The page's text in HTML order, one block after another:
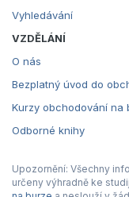
Vyhledávání
VZDĚLÁNÍ
O nás
Bezplatný úvod do
Kurzy obchodování na
Odborné knihy
Upozornění: Všechny
určeny výhradně ke